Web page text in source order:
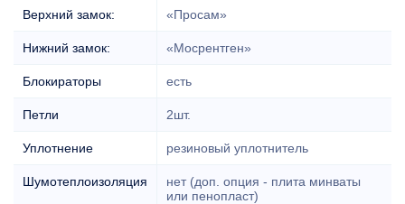
Верхний замок: «Просам»
Нижний замок: «Мосрентген»
Блокираторы есть
Петли 2шт.
Уплотнение резиновый уплотнитель
Шумотеплоизоляция
нет (доп. опция - плита минваты
или пенопласт)